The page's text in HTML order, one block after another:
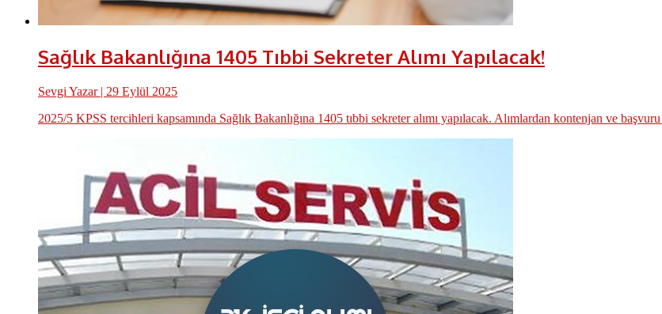
Sağlık Bakanlığına 1405 Tıbbi Sekreter Alımı Yapılacak!
Sevgi Yazar| 29 Eylül 2025
2025/5 KPSS tercihleri kapsamında Sağlık Bakanlığına 1405 tıbbi sekreter alımı yapılacak. Alımlardan kontenjan ve